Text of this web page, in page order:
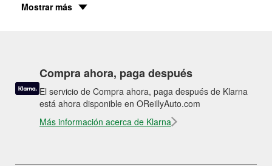
Mostrar más
Compra ahora, paga después
El servicio de Compra ahora, paga después de Klarna
está ahora disponible en OReillyAuto.com
Más información acerca de Klarna